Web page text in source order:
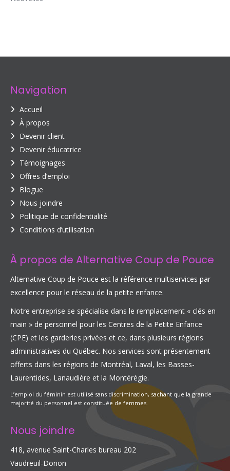
Navigation
Accueil
À propos
Devenir client
Devenir éducatrice
Témoignages
Offres d’emploi
Blogue
Nous joindre
Politique de confidentialité
Conditions d’utilisation
À propos de Alternative Coup de Pouce
Alternative Coup de Pouce est la référence multiservices par
excellence pour le réseau de la petite enfance.
Notre entreprise se spécialise dans le remplacement « clés en
main » de personnel pour les Centres de la Petite Enfance
(CPE) et les garderies privées et ce, dans plusieurs régions
administratives du Québec. Nos services sont présentement
offerts dans les régions de Montréal, Laval, les Basses-
Laurentides, Lanaudière et la Montérégie.
L’emploi du féminin est utilisé sans discrimination, sachant que la grande
majorité du personnel est constituée de femmes.
Nous joindre
418, avenue Saint-Charles bureau 202
Vaudreuil-Dorion